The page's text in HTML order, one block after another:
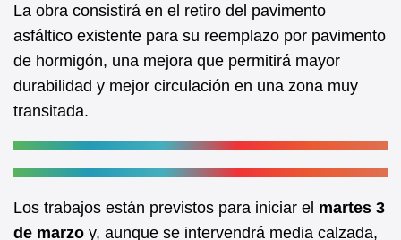
La obra consistirá en el retiro del pavimento
asfáltico existente para su reemplazo por pavimento
de hormigón, una mejora que permitirá mayor
durabilidad y mejor circulación en una zona muy
transitada.
Los trabajos están previstos para iniciar el martes 3
de marzo y, aunque se intervendrá media calzada,